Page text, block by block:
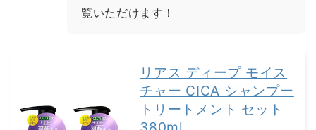
覧いただけます！
リアス ディープ モイス
チャー CICA シャンプー
トリートメント セット